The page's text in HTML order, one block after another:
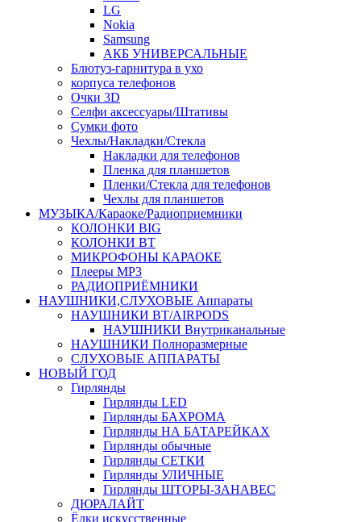
LG
Nokia
Samsung
АКБ УНИВЕРСАЛЬНЫЕ
Блютуз-гарнитура в ухо
корпуса телефонов
Очки 3D
Селфи аксессуары/Штативы
Сумки фото
Чехлы/Накладки/Стекла
Накладки для телефонов
Пленка для планшетов
Пленки/Стекла для телефонов
Чехлы для планшетов
МУЗЫКА/Караоке/Радиоприемники
КОЛОНКИ BIG
КОЛОНКИ BT
МИКРОФОНЫ КАРАОКЕ
Плееры MP3
РАДИОПРИЁМНИКИ
НАУШНИКИ,СЛУХОВЫЕ Аппараты
НАУШНИКИ BT/AIRPODS
НАУШНИКИ Внутриканальные
НАУШНИКИ Полноразмерные
СЛУХОВЫЕ АППАРАТЫ
НОВЫЙ ГОД
Гирлянды
Гирлянды LED
Гирлянды БАХРОМА
Гирлянды НА БАТАРЕЙКАХ
Гирлянды обычные
Гирлянды СЕТКИ
Гирлянды УЛИЧНЫЕ
Гирлянды ШТОРЫ-ЗАНАВЕС
ДЮРАЛАЙТ
Ёлки искусственные